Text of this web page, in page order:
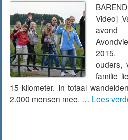
Video]
2015.
ouders,
familie
15 kilometer. In totaal
2.000 mensen mee. … Lees